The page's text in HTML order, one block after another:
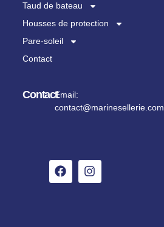
Taud de bateau
Housses de protection
Pare-soleil
Contact
ContactEmail:
contact@marinesellerie.com